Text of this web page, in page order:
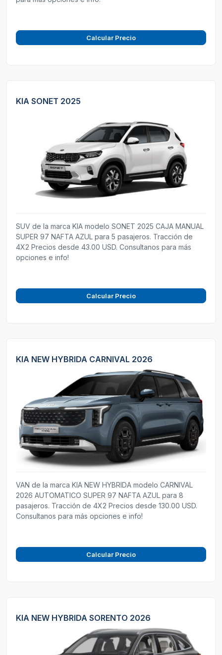
Calcular Precio
KIA SONET 2025
SUV de la marca KIA modelo SONET 2025 CAJA MANUAL
SUPER 97 NAFTA AZUL para 5 pasajeros. Tracción de
4X2 Precios desde 43.00 USD. Consultanos para más
opciones e info!
Calcular Precio
KIA NEW HYBRIDA CARNIVAL 2026
VAN de la marca KIA NEW HYBRIDA modelo CARNIVAL
2026 AUTOMATICO SUPER 97 NAFTA AZUL para 8
pasajeros. Tracción de 4X2 Precios desde 130.00 USD.
Consultanos para más opciones e info!
Calcular Precio
KIA NEW HYBRIDA SORENTO 2026